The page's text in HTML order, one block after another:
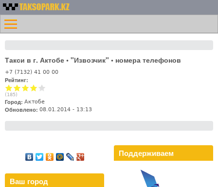
содержанию
Номера
такси
Казахстана -
Таксопарк.KZ
Меню
Главная
Контакты
Такси в г. Актобе • "Извозчик" • номера телефонов
+7 (7132) 41 00 00
Рейтинг:
(185)
Город: Актобе
Обновлено: 08.01.2014 - 13:13
Ваш город
Поддерживаем